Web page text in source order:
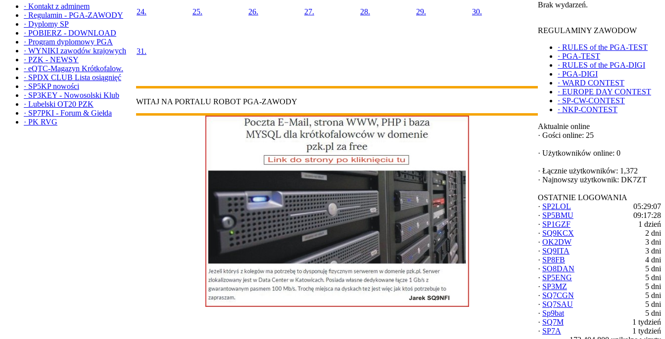
· Kontakt z adminem
· Regulamin - PGA-ZAWODY
· Dyplomy SP
· POBIERZ - DOWNLOAD
· Program dyplomowy PGA
· WYNIKI zawodów krajowych
· PZK - NEWSY
· eQTC-Magazyn Krótkofalow.
· SPDX CLUB Lista osiągnięć
· SP5KP nowości
· SP3KEY - Nowosolski Klub
· Lubelski OT20 PZK
· SP7PKI - Forum & Giełda
· PK RVG
24. 25. 26. 27. 28. 29. 30.
31.
WITAJ NA PORTALU ROBOT PGA-ZAWODY
Brak wydarzeń.
REGULAMINY ZAWODOW
· RULES of the PGA-TEST
· PGA-TEST
· RULES of the PGA-DIGI
· PGA-DIGI
· WARD CONTEST
· EUROPE DAY CONTEST
· SP-CW-CONTEST
· NKP-CONTEST
Aktualnie online
· Gości online: 25
· Użytkowników online: 0
· Łącznie użytkowników: 1,372
· Najnowszy użytkownik: DK7ZT
OSTATNIE LOGOWANIA
· SP2LOL
05:29:07
· SP5BMU
09:17:28
· SP1GZF
1 dzień
· SQ9KCX
2 dni
· OK2DW
3 dni
· SQ9ITA
3 dni
· SP8FB
4 dni
· SO8DAN
5 dni
· SP5ENG
5 dni
· SP3MZ
5 dni
· SQ7CGN
5 dni
· SQ7SAU
5 dni
· Sp9bat
5 dni
· SQ7M
1 tydzień
· SP7A
1 tydzień